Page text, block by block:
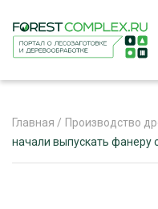
Главная / Производство
начали выпускать фанеру